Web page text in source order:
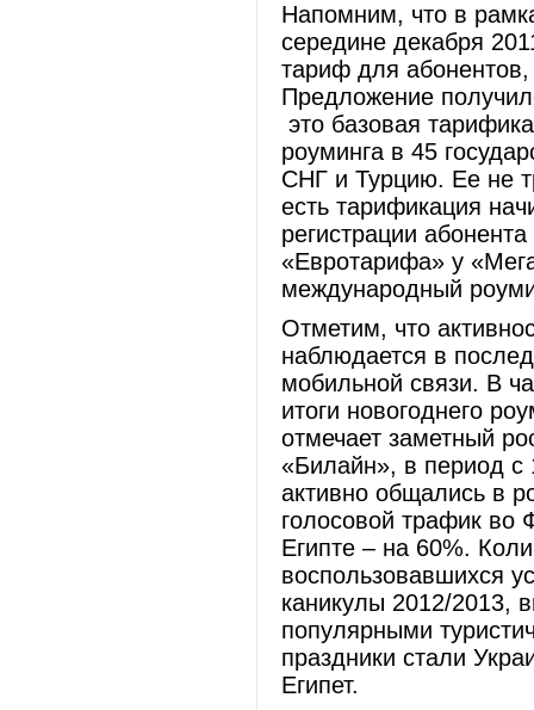
Напомним, что в
середине декабря
тариф для
Предложение
это базовая
роуминга в 45
СНГ и Турцию. Ее не
есть тарификация
регистрации
«Евротарифа» у
международный
Отметим, что
наблюдается в
мобильной связи. В
итоги новогоднего
отмечает заметный
«Билайн», в период с
активно общались в
голосовой трафик во
Египте – на 60%.
воспользовавшихся
каникулы 2012/2013,
популярными
праздники стали
Египет.